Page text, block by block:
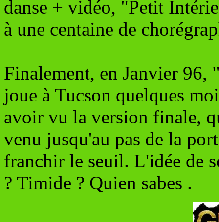
danse + vidéo, "Petit
à une centaine de
Finalement, en Janvier 96,
joue à Tucson quelques
avoir vu la version finale,
venu jusqu'au pas de la
franchir le seuil. L'idée de
? Timide ? Quien sabes .